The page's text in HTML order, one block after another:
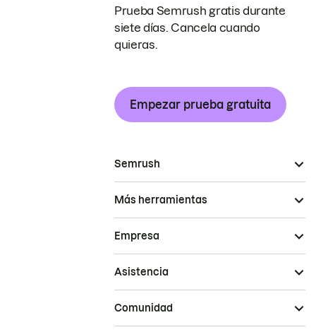
Prueba Semrush gratis durante
siete días. Cancela cuando
quieras.
Empezar prueba gratuita
Semrush
Más herramientas
Empresa
Asistencia
Comunidad